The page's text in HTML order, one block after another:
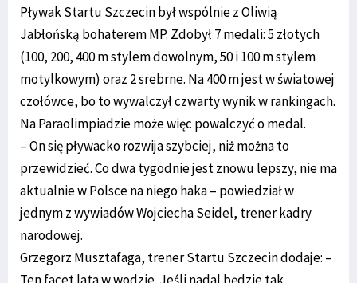
Pływak Startu Szczecin był wspólnie z Oliwią
Jabłońską bohaterem MP. Zdobył 7 medali: 5 złotych
(100, 200, 400 m stylem dowolnym, 50 i 100 m stylem
motylkowym) oraz 2 srebrne. Na 400 m jest w światowej
czołówce, bo to wywalczył czwarty wynik w rankingach.
Na Paraolimpiadzie może więc powalczyć o medal.
– On się pływacko rozwija szybciej, niż można to
przewidzieć. Co dwa tygodnie jest znowu lepszy, nie ma
aktualnie w Polsce na niego haka – powiedział w
jednym z wywiadów Wojciecha Seidel, trener kadry
narodowej.
Grzegorz Musztafaga, trener Startu Szczecin dodaje: –